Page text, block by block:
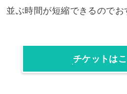
並ぶ時間が短縮できるのでお
チケットは